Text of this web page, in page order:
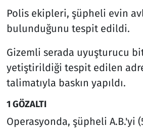
Polis ekipleri, şüpheli evin
bulunduğunu tespit edildi.
Gizemli serada uyuşturucu
yetiştirildiği tespit edilen
talimatıyla baskın yapıldı.
1 GÖZALTI
Operasyonda, şüpheli A.B.'yi
Teknoloji ve Bilim
Televizyon